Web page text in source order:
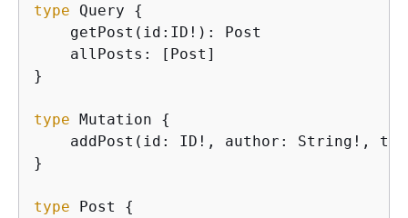
type Query {
    getPost(id:ID!): Post
    allPosts: [Post]
}
type Mutation {
addPost(id: ID!, author: String!,
}
type Post {